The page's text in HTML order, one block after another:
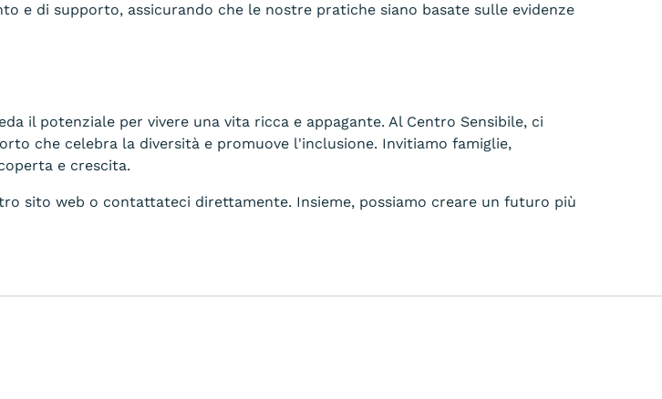
e di supporto, assicurando che le nostre pratiche siano basate sulle evidenze
il potenziale per vivere una vita ricca e appagante. Al Centro Sensibile, ci
che celebra la diversità e promuove l'inclusione. Invitiamo famiglie,
e crescita.
sito web o contattateci direttamente. Insieme, possiamo creare un futuro più